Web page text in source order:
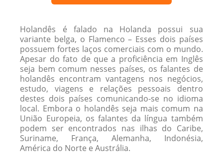
Holandês é falado na Holanda possui sua
variante belga, o Flamenco – Esses dois países
possuem fortes laços comerciais com o mundo.
Apesar do fato de que a proficiência em Inglês
seja bem comum nesses países, os falantes de
holandês encontram vantagens nos negócios,
estudo, viagens e relações pessoais dentro
destes dois países comunicando-se no idioma
local. Embora o holandês seja mais comum na
União Europeia, os falantes da língua também
podem ser encontrados nas ilhas do Caribe,
Suriname, França, Alemanha, Indonésia,
América do Norte e Austrália.